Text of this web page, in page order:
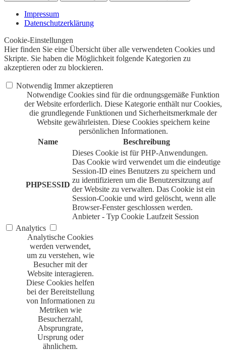
Impressum
Datenschutzerklärung
Cookie-Einstellungen
Hier finden Sie eine Übersicht über alle verwendeten Cookies und
Skripte. Sie haben die Möglichkeit folgende Kategorien zu
akzeptieren oder zu blockieren.
Notwendig Immer akzeptieren
Notwendige Cookies sind für die ordnungsgemäße Funktion
der Website erforderlich. Diese Kategorie enthält nur Cookies,
die grundlegende Funktionen und Sicherheitsmerkmale der
Website gewährleisten. Diese Cookies speichern keine
persönlichen Informationen.
Name
Beschreibung
PHPSESSID
Dieses Cookie ist für PHP-Anwendungen.
Das Cookie wird verwendet um die eindeutige
Session-ID eines Benutzers zu speichern und
zu identifizieren um die Benutzersitzung auf
der Website zu verwalten. Das Cookie ist ein
Session-Cookie und wird gelöscht, wenn alle
Browser-Fenster geschlossen werden.
Anbieter - Typ Cookie Laufzeit Session
Analytics
Analytische Cookies
werden verwendet,
um zu verstehen, wie
Besucher mit der
Website interagieren.
Diese Cookies helfen
bei der Bereitstellung
von Informationen zu
Metriken wie
Besucherzahl,
Absprungrate,
Ursprung oder
ähnlichem.